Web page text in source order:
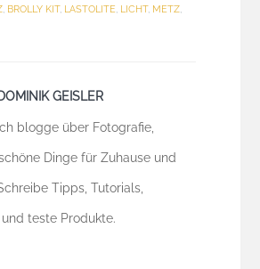
, BROLLY KIT, LASTOLITE, LICHT, METZ,
GEISLER
Ich blogge über Fotografie,
Dinge für Zuhause und
Tipps, Tutorials,
und teste Produkte.